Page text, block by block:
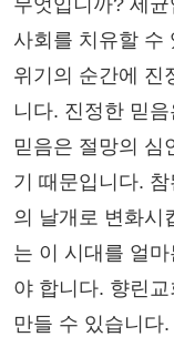
무엇입니까? 세
사회를 치유할 수
위기의 순간에 진
니다. 진정한 믿
믿음은 절망의 심
기 때문입니다.
의 날개로 변화시
는 이 시대를 얼
야 합니다. 향린
만들 수 있습니다